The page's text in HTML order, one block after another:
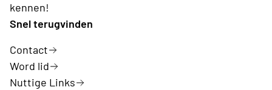
kennen!
Snel terugvinden
Contact
Word lid
Nuttige Links